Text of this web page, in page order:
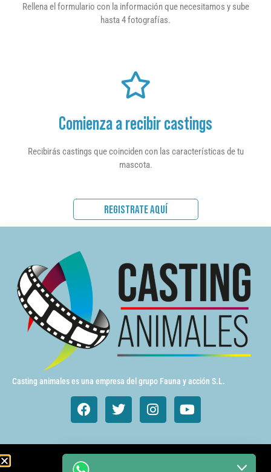
Rellena el formulario con la información que necesitamos y sube
hasta 4 fotografías.
Comienza a recibir castings
Recibirás castings que coinciden con las características de tu
mascota.
REGISTRATE AQUÍ
Casting animales es una empresa del grupo Fauna y acción S.L.
Animales de cine y TV